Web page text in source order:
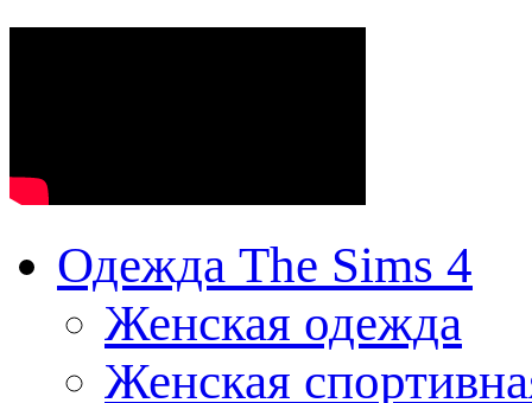
Одежда The Sims 4
Женская одежда
Женская